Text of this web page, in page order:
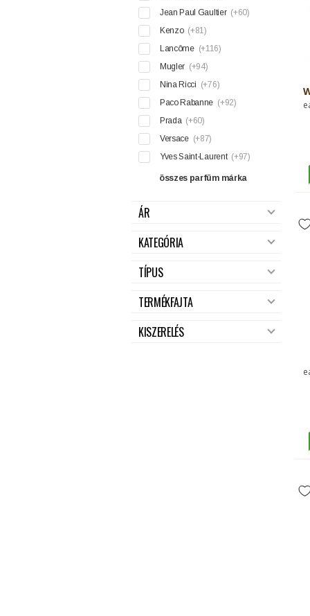
Jean Paul Gaultier (+60)
Kenzo (+81)
Lancôme (+116)
Mugler (+94)
Nina Ricci (+76)
Paco Rabanne (+92)
Prada (+60)
Versace (+87)
Yves Saint-Laurent (+97)
összes parfüm márka
ÁR
KATEGÓRIA
TÍPUS
TERMÉKFAJTA
KISZERELÉS